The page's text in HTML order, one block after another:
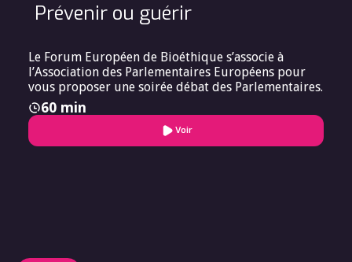
Prévenir ou guérir
Le Forum Européen de Bioéthique s’associe à
l’Association des Parlementaires Européens pour
vous proposer une soirée débat des Parlementaires.
60 min
Voir